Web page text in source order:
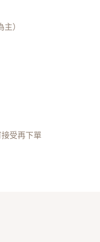
）
受再下單